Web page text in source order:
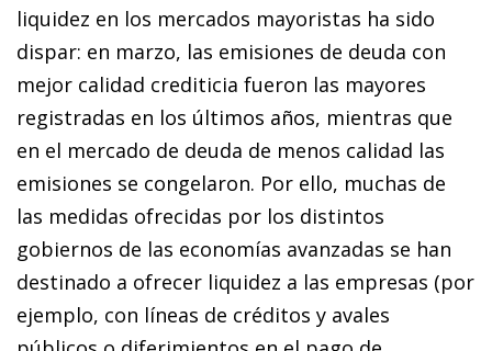
liquidez en los mercados mayoristas ha sido
dispar: en marzo, las emisiones de deuda con
mejor calidad crediticia fueron las mayores
registradas en los últimos años, mientras que
en el mercado de deuda de menos calidad las
emisiones se congelaron. Por ello, muchas de
las medidas ofrecidas por los distintos
gobiernos de las economías avanzadas se han
destinado a ofrecer liquidez a las em­­presas (por
ejemplo, con líneas de créditos y avales